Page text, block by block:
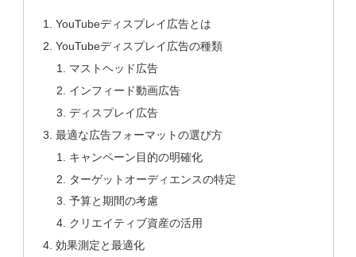
YouTubeディスプレイ広告とは
YouTubeディスプレイ広告の種類
マストヘッド広告
インフィード動画広告
ディスプレイ広告
最適な広告フォーマットの選び方
キャンペーン目的の明確化
ターゲットオーディエンスの特定
予算と期間の考慮
クリエイティブ資産の活用
効果測定と最適化